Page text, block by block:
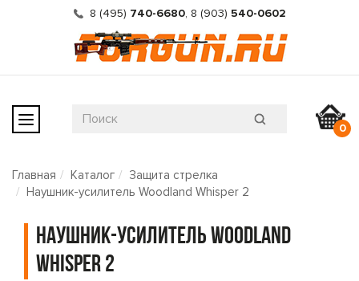
8 (495) 740-6680, 8 (903) 540-0602
0
Главная Каталог
Защита стрелка
Наушник-усилитель Woodland Whisper 2
Наушник-усилитель Woodland
Whisper 2